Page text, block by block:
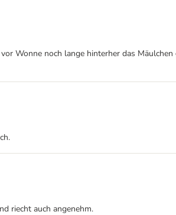
Wonne noch lange hinterher das
riecht auch angenehm.